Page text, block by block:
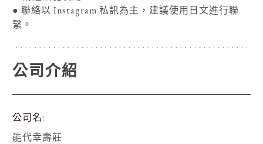
● 聯絡以 Instagram 私訊為主，建議使用日文進行聯
繫。
公司介紹
公司名
能代幸壽莊